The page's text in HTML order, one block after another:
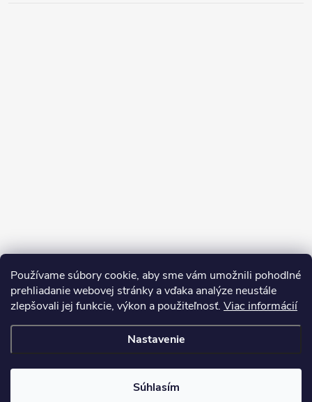
Používame súbory cookie, aby sme vám umožnili pohodlné
prehliadanie webovej stránky a vďaka analýze neustále
zlepšovali jej funkcie, výkon a použiteľnosť. Viac informácií
Nastavenie
Súhlasím
Sledovať na Instagrame